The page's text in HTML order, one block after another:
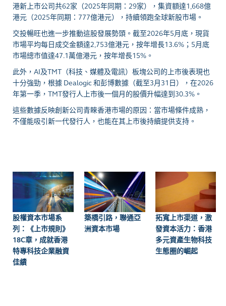
港新上市公司共62家（2025年同期：29家），集資額達1,668億
港元（2025年同期：777億港元），持續領跑全球新股市場。
交投暢旺也進一步推動這股發展勢頭。截至2026年5月底，現貨
市場平均每日成交金額達2,753億港元，按年增長13.6%；5月底
市場總市值達47.1萬億港元，按年增長15%。
此外，AI及TMT（科技、媒體及電訊）板塊公司的上市後表現也
十分強勁，根據 Dealogic 和彭博數據（截至3月31日），在2026
年第一季，TMT發行人上市後一個月的股價升幅達到30.3%。
這些數據反映創新公司青睞香港市場的原因：當市場條件成熟，
不僅能吸引新一代發行人，也能在其上市後持續提供支持。
股權資本市場系
列：《上市規則》
18C章，成就香港
特專科技企業融資
佳績
築橋引路，聯通亞
洲資本市場
拓寬上市渠道，激
發資本活力：香港
多元資產生物科技
生態圈的崛起